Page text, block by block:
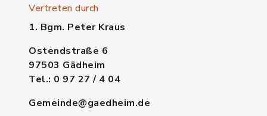
Vertreten durch
1. Bgm. Peter Kraus
Ostendstraße 6
97503 Gädheim
Tel.: 0 97 27 / 4 04
Gemeinde@gaedheim.de